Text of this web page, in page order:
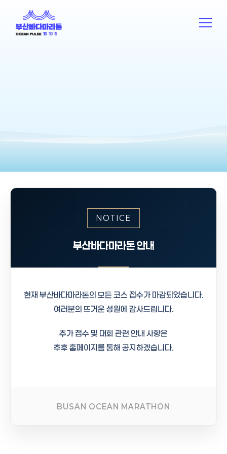
NOTICE
부산바다마라톤 안내
현재 부산바다마라톤의 모든 코스 접수가 마감되었습니다.
여러분의 뜨거운 성원에 감사드립니다.
추가 접수 및 대회 관련 안내 사항은
추후 홈페이지를 통해 공지하겠습니다.
BUSAN OCEAN MARATHON